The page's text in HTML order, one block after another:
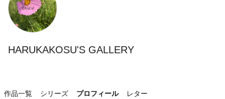
HARUKAKOSU'S GALLERY
作品一覧 シリーズ プロフィール レター